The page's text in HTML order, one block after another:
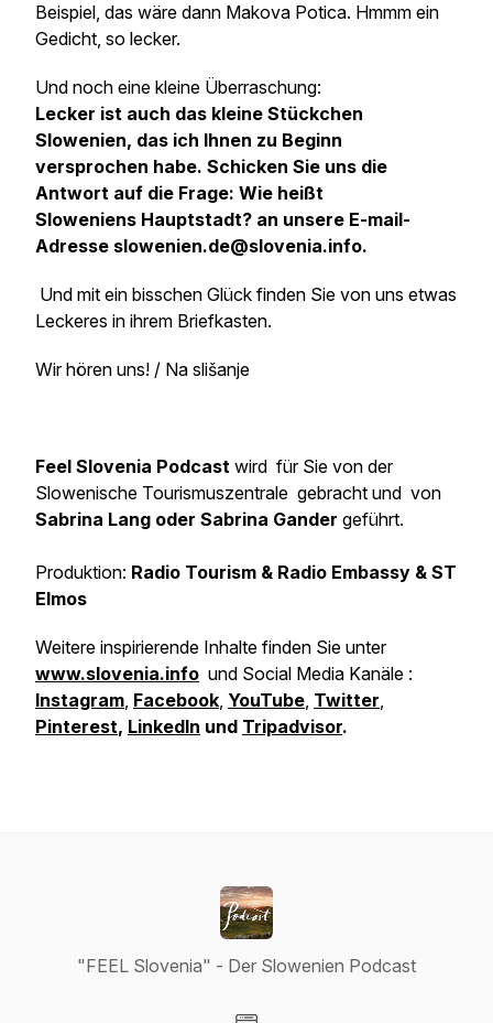
Beispiel, das wäre dann Makova Potica. Hmmm ein
Gedicht, so lecker.
Und noch eine kleine Überraschung:
Lecker ist auch das kleine Stückchen
Slowenien, das ich Ihnen zu Beginn
versprochen habe. Schicken Sie uns die
Antwort auf die Frage: Wie heißt
Sloweniens Hauptstadt? an unsere E-mail-
Adresse slowenien.de@slovenia.info.
Und mit ein bisschen Glück finden Sie von uns etwas
Leckeres in ihrem Briefkasten.
Wir hören uns! / Na slišanje
Feel Slovenia Podcast wird für Sie von der
Slowenische Tourismuszentrale gebracht und von
Sabrina Lang oder Sabrina Gander geführt.
Produktion: Radio Tourism & Radio Embassy & ST
Elmos
Weitere inspirierende Inhalte finden Sie unter
www.slovenia.info und Social Media Kanäle :
Instagram, Facebook, YouTube, Twitter,
Pinterest, LinkedIn und Tripadvisor.
"FEEL Slovenia" - Der Slowenien Podcast